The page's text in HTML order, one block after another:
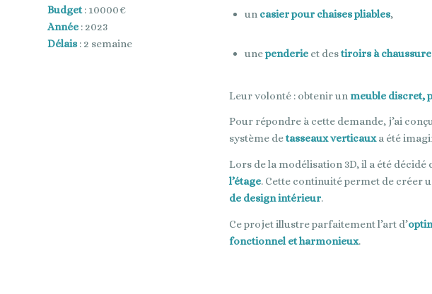
Budget: 10000€
Année : 2023
Délais: 2 semaine
un casier pour chaises pliables,
unependerieet destiroirs à
Leur volonté : obtenir un meuble discret,
Pour répondre à cette demande, j’ai
système detasseaux verticauxa été
Lors de la modélisation 3D, il a été décidé
l’étage. Cette continuité permet de créer
de design intérieur.
Ce projet illustre parfaitement l’art d’
fonctionnel et harmonieux.